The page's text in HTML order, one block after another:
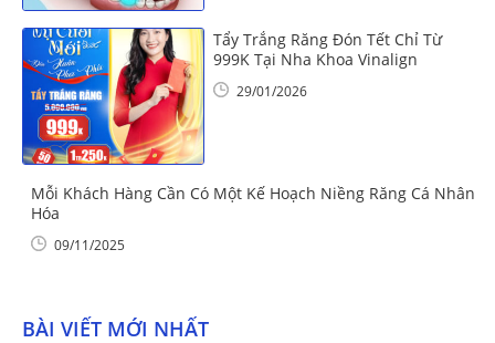
Tẩy Trắng Răng Đón Tết Chỉ Từ
999K Tại Nha Khoa Vinalign
29/01/2026
Mỗi Khách Hàng Cần Có Một Kế Hoạch Niềng Răng Cá Nhân
Hóa
09/11/2025
BÀI VIẾT MỚI NHẤT